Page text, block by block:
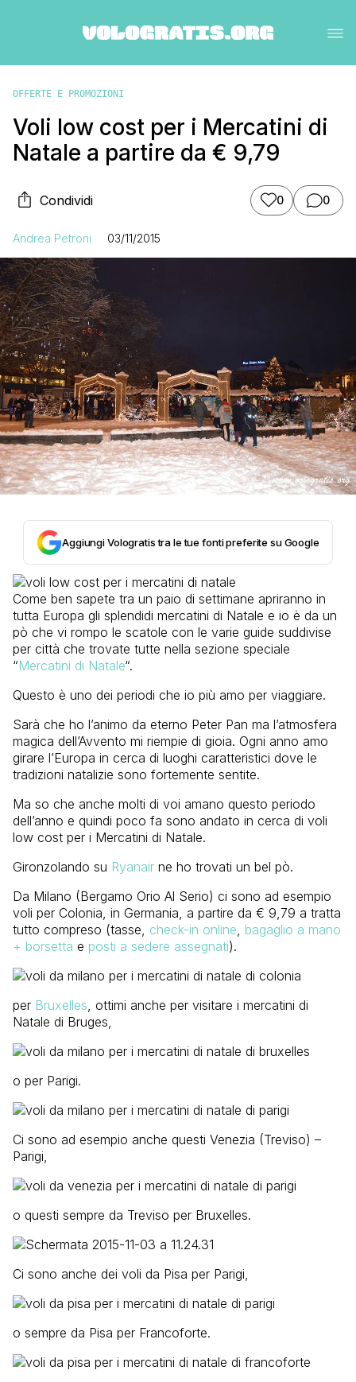
OFFERTE E PROMOZIONI
Voli low cost per i Mercatini di
Natale a partire da € 9,79
Condividi 0 0
Andrea Petroni 03/11/2015
Aggiungi Vologratis tra le tue fonti preferite su Google
Come ben sapete tra un paio di settimane apriranno in
tutta Europa gli splendidi mercatini di Natale e io è da un
pò che vi rompo le scatole con le varie guide suddivise
per città che trovate tutte nella sezione speciale
“Mercatini di Natale“.
Questo è uno dei periodi che io più amo per viaggiare.
Sarà che ho l’animo da eterno Peter Pan ma l’atmosfera
magica dell’Avvento mi riempie di gioia. Ogni anno amo
girare l’Europa in cerca di luoghi caratteristici dove le
tradizioni natalizie sono fortemente sentite.
Ma so che anche molti di voi amano questo periodo
dell’anno e quindi poco fa sono andato in cerca di voli
low cost per i Mercatini di Natale.
Gironzolando su Ryanair ne ho trovati un bel pò.
Da Milano (Bergamo Orio Al Serio) ci sono ad esempio
voli per Colonia, in Germania, a partire da € 9,79 a tratta
tutto compreso (tasse, check-in online bagaglio a mano
+ borsetta e posti a sedere assegnati).
per Bruxelles , ottimi anche per visitare i mercatini di
Natale di Bruges,
o per Parigi.
Ci sono ad esempio anche questi Venezia (Treviso) –
Parigi,
o questi sempre da Treviso per Bruxelles.
Ci sono anche dei voli da Pisa per Parigi,
o sempre da Pisa per Francoforte.